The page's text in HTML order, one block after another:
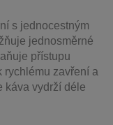
s jednocestným
jednosměrné
přístupu
rychlému zavření a
káva vydrží déle